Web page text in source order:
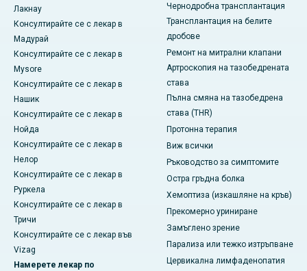
Лакнау
Консултирайте се с лекар в
Мадурай
Консултирайте се с лекар в
Mysore
Консултирайте се с лекар в
Нашик
Консултирайте се с лекар в
Нойда
Консултирайте се с лекар в
Нелор
Консултирайте се с лекар в
Руркела
Консултирайте се с лекар в
Тричи
Консултирайте се с лекар във
Vizag
Намерете лекар по
Чернодробна трансплантация
Трансплантация на белите
дробове
Ремонт на митрални клапани
Артроскопия на тазобедрената
става
Пълна смяна на тазобедрена
става (THR)
Протонна терапия
Виж всички
Ръководство за симптомите
Остра гръдна болка
Хемоптиза (изкашляне на кръв)
Прекомерно уриниране
Замъглено зрение
Парализа или тежко изтръпване
Цервикална лимфаденопатия